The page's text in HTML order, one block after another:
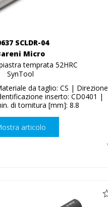
SCLDR-04
Micro
temprata 52HRC
SynTool
da taglio: CS | Direzione
inserto: CD0401 |
di tornitura [mm]: 8.8
articolo